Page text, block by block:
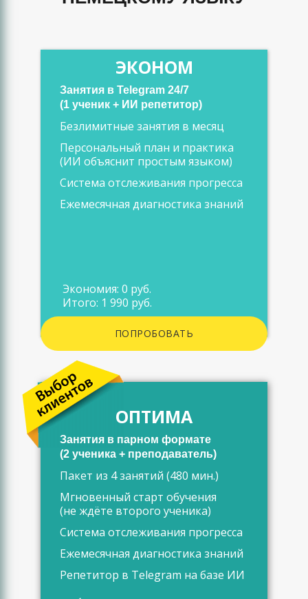
ЭКОНОМ
Занятия в Telegram 24/7
(1 ученик + ИИ репетитор)
Безлимитные занятия в месяц
Персональный план и практика
(ИИ объяснит простым языком)
Система отслеживания прогресса
Ежемесячная диагностика знаний
Экономия: 0 руб.
Итого: 1 990 руб.
ПОПРОБОВАТЬ
ОПТИМА
Занятия в парном формате
(2 ученика + преподаватель)
Пакет из 4 занятий (480 мин.)
Мгновенный старт обучения
(не ждёте второго ученика)
Система отслеживания прогресса
Ежемесячная диагностика знаний
Репетитор в Telegram на базе ИИ